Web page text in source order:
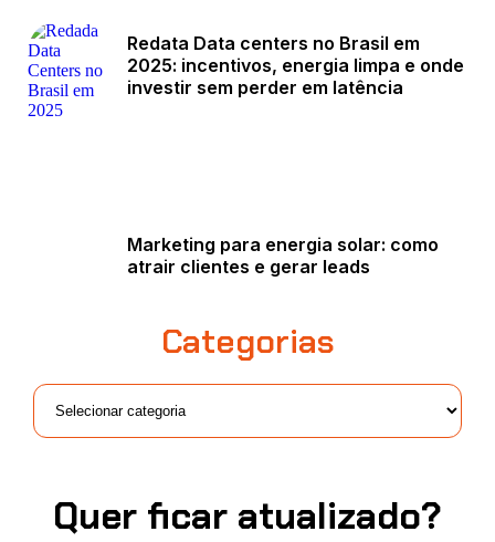
Redata Data centers no Brasil em
2025: incentivos, energia limpa e onde
investir sem perder em latência
Marketing para energia solar: como
atrair clientes e gerar leads
Categorias
Quer ficar atualizado?